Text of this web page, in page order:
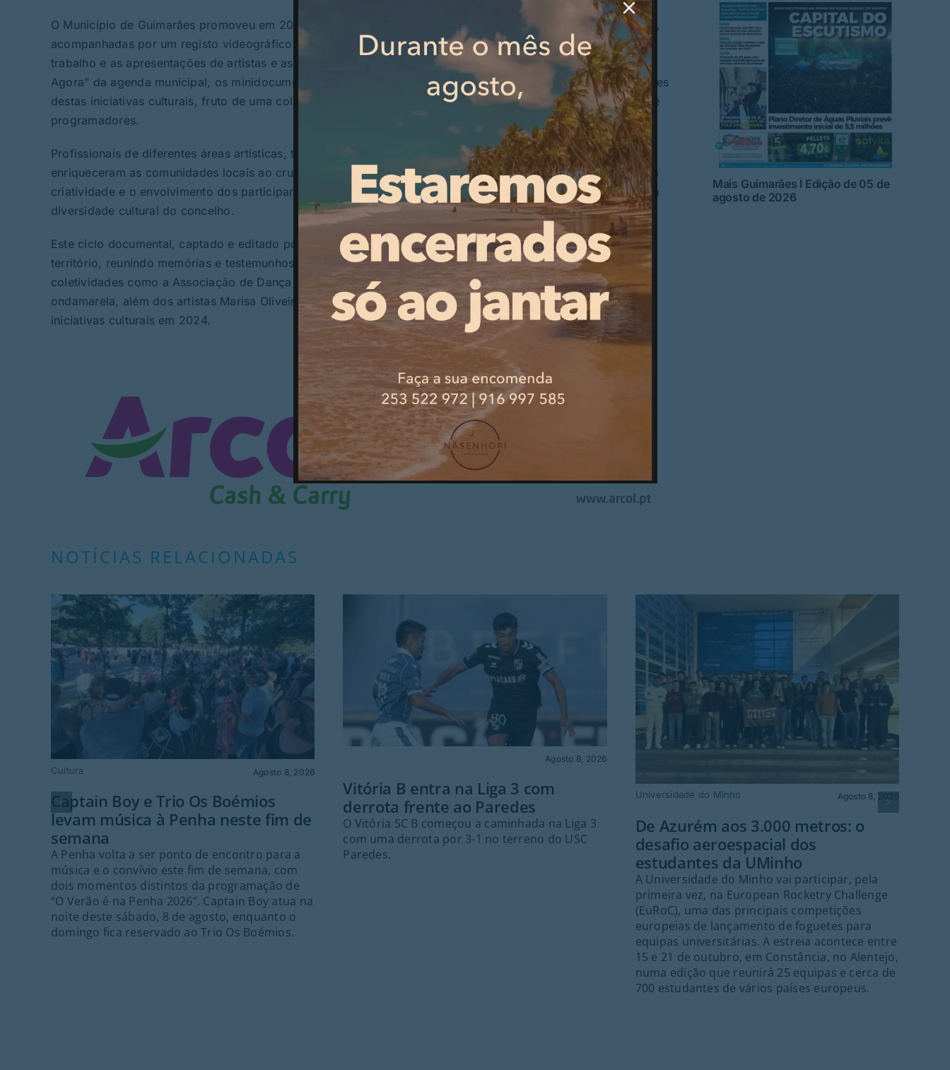
O Município de Guimarães promoveu em 2024 nove residências artísticas distribuídas por diversas freguesias,
acompanhadas por um registo videográfico que documentou os processos criativos, as metodologias de
trabalho e as apresentações de artistas e associações culturais locais e regionais. Disponíveis na secção “Ver
Agora” da agenda municipal, os minidocumentários oferecem ao público um acesso privilegiado aos bastidores
destas iniciativas culturais, fruto de uma colaboração entre o município, as freguesias, associações culturais e
programadores.
Profissionais de diferentes áreas artísticas, teatro, música, artes plásticas e projetos multidisciplinares,
enriqueceram as comunidades locais ao cruzar projetos pessoais com histórias, lendas e mitos, fomentando a
criatividade e o envolvimento dos participantes. Cada residência abordou temas distintos, contribuindo para a
diversidade cultural do concelho.
Este ciclo documental, captado e editado por Chirin Jorg, regista ainda o legado artístico deixado em cada
território, reunindo memórias e testemunhos importantes. Entre os protagonistas dos projetos estiveram
coletividades como a Associação de Dança de Guimarães, ATrama, Thíria, TetrAcord’Ensemble, ETCetera,
ondamarela, além dos artistas Marisa Oliveira e Alexandre Gonçalves, que deram vida a uma dezena de
iniciativas culturais em 2024.
Mais Guimarães I Edição de 05 de
agosto de 2026
NOTÍCIAS RELACIONADAS
Cultura Agosto 8, 2026
Captain Boy e Trio Os Boémios
levam música à Penha neste fim de
semana
A Penha volta a ser ponto de encontro para a
música e o convívio este fim de semana, com
dois momentos distintos da programação de
“O Verão é na Penha 2026”. Captain Boy atua na
noite deste sábado, 8 de agosto, enquanto o
domingo fica reservado ao Trio Os Boémios.
Agosto 8, 2026
Vitória B entra na Liga 3 com
derrota frente ao Paredes
O Vitória SC B começou a caminhada na Liga 3
com uma derrota por 3-1 no terreno do USC
Paredes.
Universidade do Minho Agosto 8, 2026
De Azurém aos 3.000 metros: o
desafio aeroespacial dos
estudantes da UMinho
A Universidade do Minho vai participar, pela
primeira vez, na European Rocketry Challenge
(EuRoC), uma das principais competições
europeias de lançamento de foguetes para
equipas universitárias. A estreia acontece entre
15 e 21 de outubro, em Constância, no Alentejo,
numa edição que reunirá 25 equipas e cerca de
700 estudantes de vários países europeus.